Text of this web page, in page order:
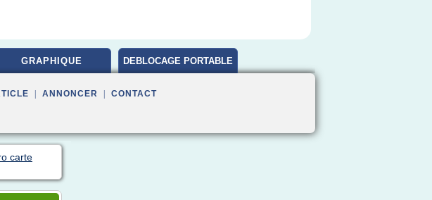
GRAPHIQUE DEBLOCAGE PORTABLE
ANNONCER CONTACT
carte